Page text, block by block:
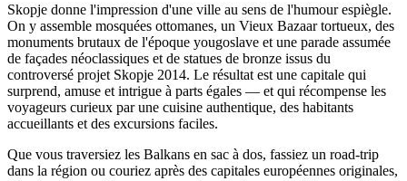
Skopje donne l'impression d'une ville au sens de l'humour espiègle.
On y assemble mosquées ottomanes, un Vieux Bazaar tortueux, des
monuments brutaux de l'époque yougoslave et une parade assumée
de façades néoclassiques et de statues de bronze issus du
controversé projet Skopje 2014. Le résultat est une capitale qui
surprend, amuse et intrigue à parts égales — et qui récompense les
voyageurs curieux par une cuisine authentique, des habitants
accueillants et des excursions faciles.
Que vous traversiez les Balkans en sac à dos, fassiez un road‑trip
dans la région ou couriez après des capitales européennes originales,